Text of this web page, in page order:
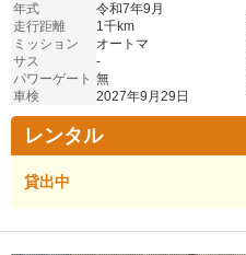
年式
令和7年9月
走行距離
1千km
ミッション
オートマ
サス
-
パワーゲート 無
車検
2027年9月29日
レンタル
貸出中